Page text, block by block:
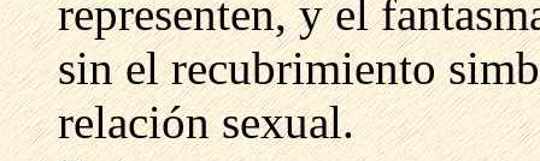
representen, y el
sin el recubrimiento
relación sexual.